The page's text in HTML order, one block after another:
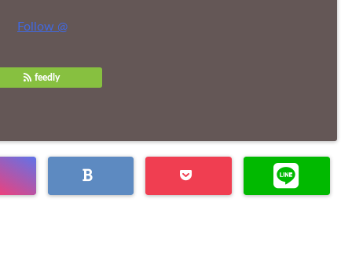
Follow @
feedly